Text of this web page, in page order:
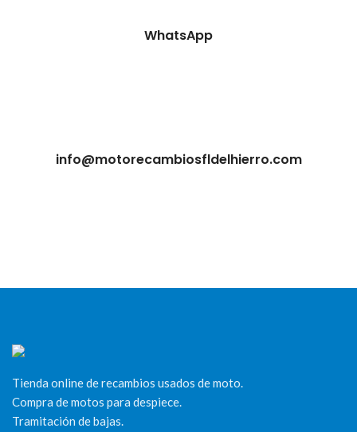
WhatsApp
info@motorecambiosfldelhierro.com
Tienda online de recambios usados de moto.
Compra de motos para despiece.
Tramitación de bajas.